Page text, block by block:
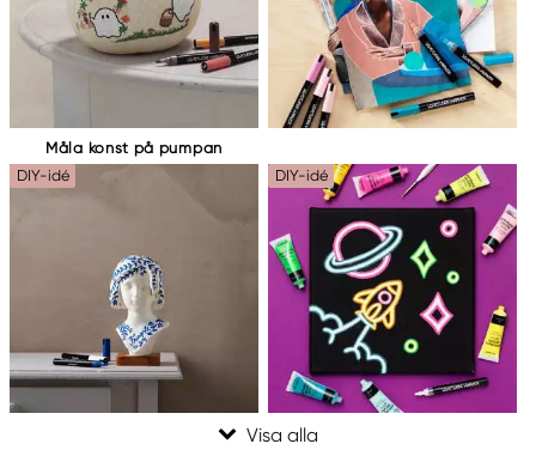
Måla konst på pumpan
DIY-idé DIY-idé